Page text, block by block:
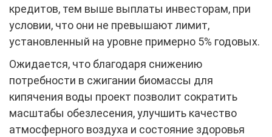
кредитов, тем выше выплаты инвесторам, при
условии, что они не превышают лимит,
установленный на уровне примерно 5% годовых.
Ожидается, что благодаря снижению
потребности в сжигании биомассы для
кипячения воды проект позволит сократить
масштабы обезлесения, улучшить качество
атмосферного воздуха и состояние здоровья